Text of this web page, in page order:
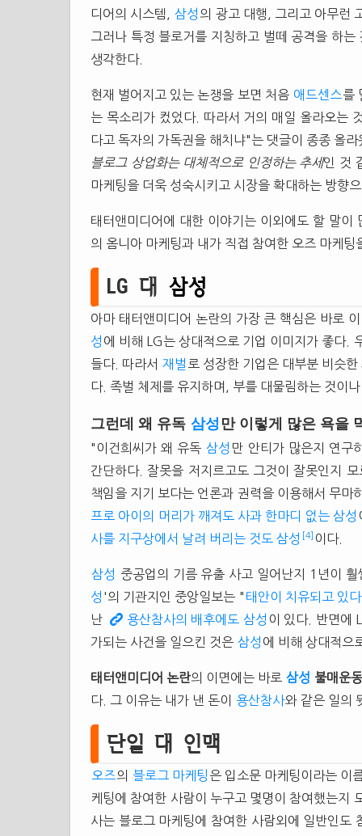
디어의 시스템, 삼성 의 광고 대행, 그리고 아무런
그러나 특정 블로거를 지칭하고 벌떼 공격을 하
생각한다.
현재 벌어지고 있는 논쟁을 보면 처음 애드센스를
는 목소리가 컸었다. 따라서 거의 매일 올라오는
다고 독자의 가독권을 해치냐"는 댓글이 종종 올
블로그 상업화는 대체적으로 인정하는 추세인 것
마케팅을 더욱 성숙시키고 시장을 확대하는 방향
태터앤미디어에 대한 이야기는 이외에도 할 말
의 옴니아 마케팅과 내가 직접 참여한 오즈 마케팅
LG 대 삼성
아마 태터앤미디어 논란의 가장 큰 핵심은 바로
성 에 비해 LG는 상대적으로 기업 이미지가 좋다.
들다. 따라서 재벌 로 성장한 기업은 대부분 비슷
다. 족벌 체제를 유지하며, 부를 대물림하는 것이
그런데 왜 유독 삼성 만 이렇게 많은 욕을
"이건희씨가 왜 유독 삼성 만 안티가 많은지 연구
간단하다. 잘못을 저지르고도 그것이 잘못인지 모
책임을 지기 보다는 언론과 권력을 이용해서 무마
프로 아이의 머리가 깨져도 사과 한마디 없는 삼성
사를 지구상에서 날려 버리는 것도 삼성
[4] 이다.
삼성 중공업의 기름 유출 사고 일어난지 1년이
성 '의 기관지인 중앙일보는 " 태안이 치유되고 있다
난
용산참사의 배후에도 삼성 이 있다. 반면에
가되는 사건을 일으킨 것은 삼성 에 비해 상대적으
태터앤미디어 논란의 이면에는 바로 삼성 불매운동
다. 그 이유는 내가 낸 돈이
용산참사와 같은 일의
단일 대 인맥
오즈의 블로그 마케팅 은 입소문 마케팅이라는 이
케팅에 참여한 사람이 누구고 몇명이 참여했는지
사는 블로그 마케팅에 참여한 사람외에 일반인도